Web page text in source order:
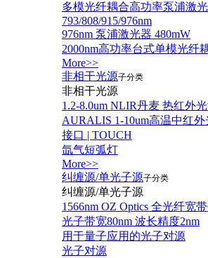
多模光纤耦合高功率泵浦激
793/808/915/976nm
976nm 泵浦激光器 480mW
2000nm高功率台式单模光纤
More>>
非相干光源子分类
非相干光源
1.2-8.0um NLIR丹麦 热红外
AURALIS 1-10um高温中红外
接口 | TOUCH
氙气短弧灯
More>>
纠缠源/单光子源子分类
纠缠源/单光子源
1566nm OZ Optics 全光纤宽
光子带宽80nm 波长精度2nm
用于量子应用的光子对源
光子对源